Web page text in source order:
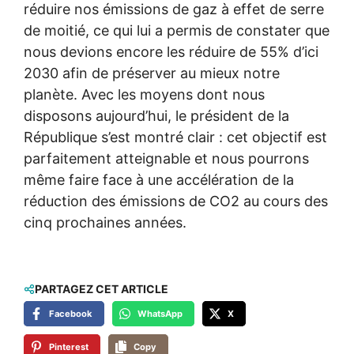
réduire nos émissions de gaz à effet de serre
de moitié, ce qui lui a permis de constater que
nous devions encore les réduire de 55% d’ici
2030 afin de préserver au mieux notre
planète. Avec les moyens dont nous
disposons aujourd’hui, le président de la
République s’est montré clair : cet objectif est
parfaitement atteignable et nous pourrons
même faire face à une accélération de la
réduction des émissions de CO2 au cours des
cinq prochaines années.
PARTAGEZ CET ARTICLE
Facebook WhatsApp X
Pinterest Copy